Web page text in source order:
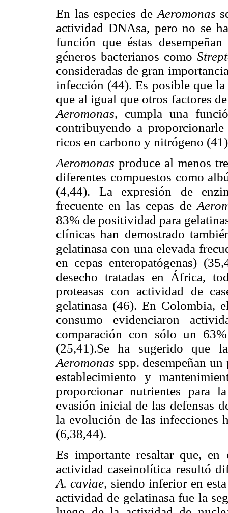
En las especies de Aeromonas
actividad DNAsa, pero no se
función que éstas
géneros bacterianos como
consideradas de gran
infección (44). Es posible que
que al igual que otros factores
Aeromonas, cumpla una
contribuyendo a
ricos en carbono y nitrógeno
Aeromonas produce al menos
diferentes compuestos como
(4,44). La expresión de
frecuente en las cepas de
83% de positividad para
clínicas han demostrado
gelatinasa con una elevada
en cepas enteropatógenas)
desecho tratadas en África,
proteasas con actividad de
gelatinasa (46). En Colombia,
consumo evidenciaron
comparación con sólo un
(25,41).Se ha sugerido que
Aeromonas spp. desempeñan
establecimiento y
proporcionar nutrientes para
evasión inicial de las defensas
la evolución de las infecciones
(6,38,44).
Es importante resaltar que,
actividad caseinolítica resultó
A. caviae, siendo inferior en
actividad de gelatinasa fue la